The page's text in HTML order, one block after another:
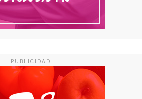
PUBLICIDAD